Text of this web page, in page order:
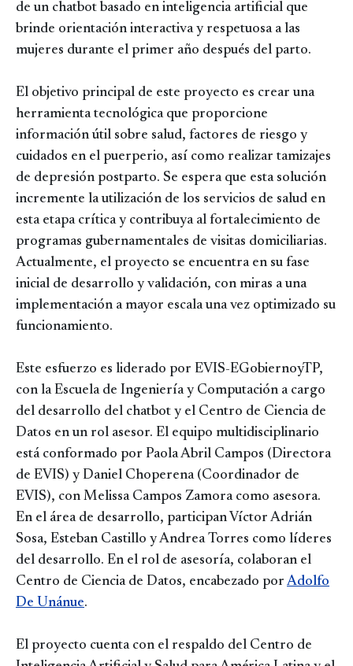
de un chatbot basado en inteligencia artificial que
brinde orientación interactiva y respetuosa a las
mujeres durante el primer año después del parto.
El objetivo principal de este proyecto es crear una
herramienta tecnológica que proporcione
información útil sobre salud, factores de riesgo y
cuidados en el puerperio, así como realizar tamizajes
de depresión postparto. Se espera que esta solución
incremente la utilización de los servicios de salud en
esta etapa crítica y contribuya al fortalecimiento de
programas gubernamentales de visitas domiciliarias.
Actualmente, el proyecto se encuentra en su fase
inicial de desarrollo y validación, con miras a una
implementación a mayor escala una vez optimizado su
funcionamiento.
Este esfuerzo es liderado por EVIS-EGobiernoyTP,
con la Escuela de Ingeniería y Computación a cargo
del desarrollo del chatbot y el Centro de Ciencia de
Datos en un rol asesor. El equipo multidisciplinario
está conformado por Paola Abril Campos (Directora
de EVIS) y Daniel Choperena (Coordinador de
EVIS), con Melissa Campos Zamora como asesora.
En el área de desarrollo, participan Víctor Adrián
Sosa, Esteban Castillo y Andrea Torres como líderes
del desarrollo. En el rol de asesoría, colaboran el
Centro de Ciencia de Datos, encabezado por Adolfo
De Unánue.
El proyecto cuenta con el respaldo del Centro de